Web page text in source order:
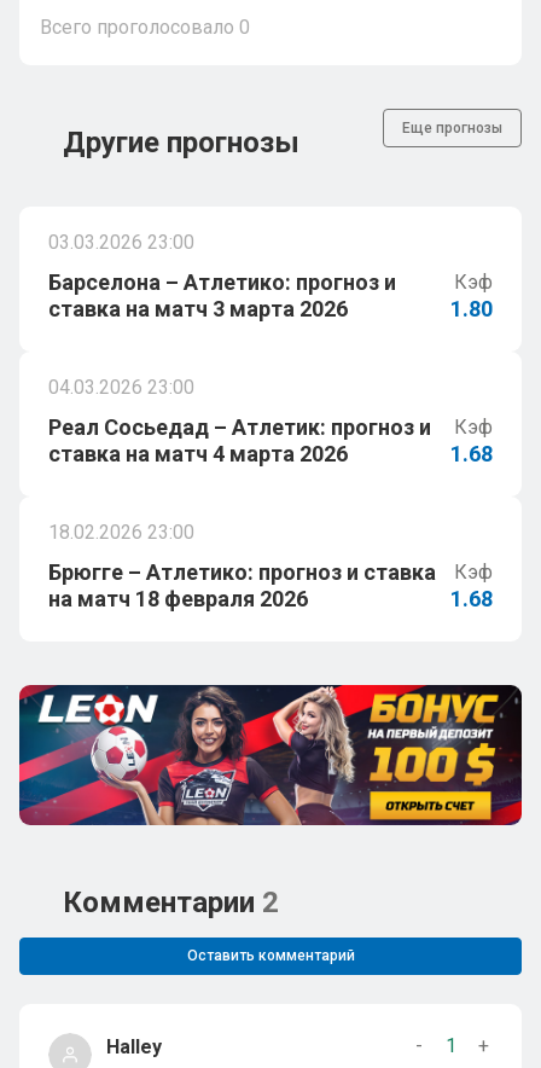
Всего проголосовало 0
Другие прогнозы Еще прогнозы
03.03.2026 23:00
Барселона – Атлетико: прогноз и
ставка на матч 3 марта 2026
Кэф
1.80
04.03.2026 23:00
Реал Сосьедад – Атлетик: прогноз и
ставка на матч 4 марта 2026
Кэф
1.68
18.02.2026 23:00
Брюгге – Атлетико: прогноз и ставка
на матч 18 февраля 2026
Кэф
1.68
Комментарии 2
Оставить комментарий
Halley - 1
+